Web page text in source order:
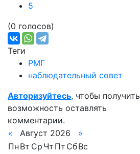
5
(0 голосов)
Теги
РМГ
наблюдательный совет
Авторизуйтесь, чтобы получить
возможность оставлять
комментарии.
«
Август 2026
»
Пн Вт Ср Чт Пт СбВс